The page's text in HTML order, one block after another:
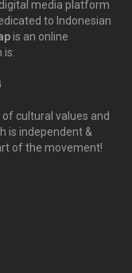
media platform
to Indonesian
is an online
is:
cultural values and
is independent &
of the movement!